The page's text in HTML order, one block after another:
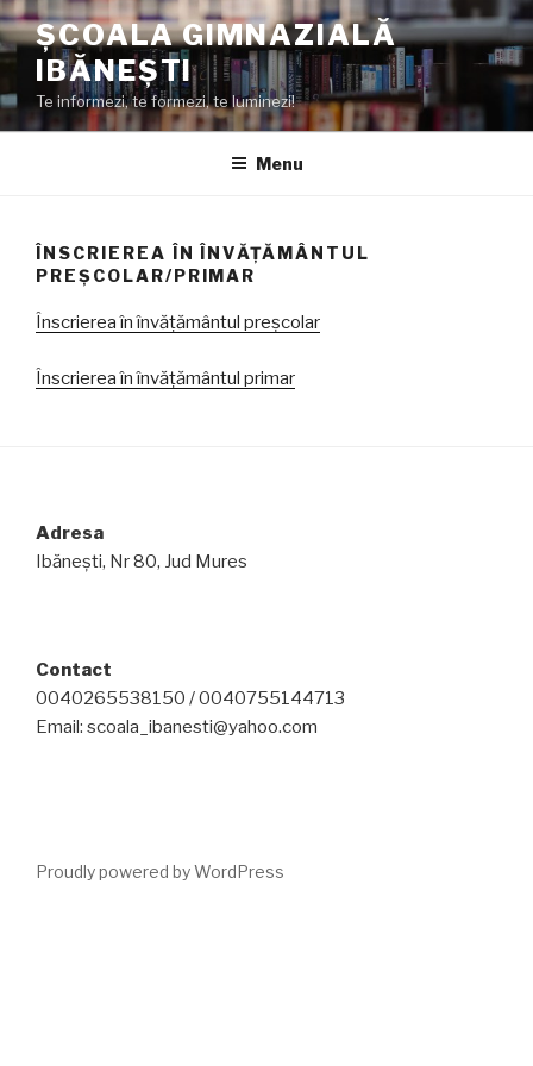
Skip
to
content
ȘCOALA GIMNAZIALĂ
IBĂNEȘTI
Te informezi, te formezi, te luminezi!
Menu
ÎNSCRIEREA ÎN ÎNVĂȚĂMÂNTUL
PREȘCOLAR/PRIMAR
Înscrierea în învățământul preșcolar
Înscrierea în învățământul primar
Adresa
Ibănești, Nr 80, Jud Mures
Contact
0040265538150 / 0040755144713
Email: scoala_ibanesti@yahoo.com
Proudly powered by WordPress